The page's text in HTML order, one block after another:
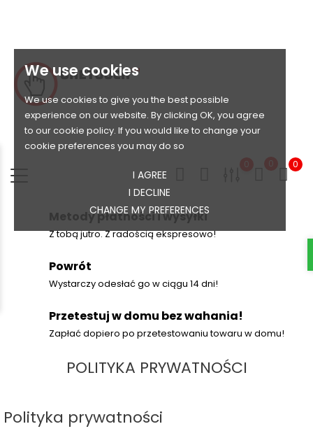
We use cookies
We use cookies to give you the best possible
experience on our website. By clicking OK, you agree
to our cookie policy. If you would like to change your
cookie preferences you may do so
I AGREE
I DECLINE
CHANGE MY PREFERENCES
0 0 0
Metody płatności i wysyłki
Z tobą jutro. Z radością ekspresowo!
Powrót
Wystarczy odesłać go w ciągu 14 dni!
Przetestuj w domu bez wahania!
Zapłać dopiero po przetestowaniu towaru w domu!
POLITYKA PRYWATNOŚCI
Polityka prywatności